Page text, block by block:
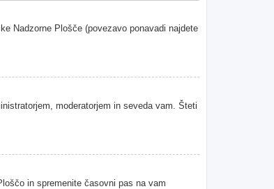
Nadzorne Plošče (povezavo ponavadi najdete
moderatorjem in seveda vam. Šteti
in spremenite časovni pas na vam